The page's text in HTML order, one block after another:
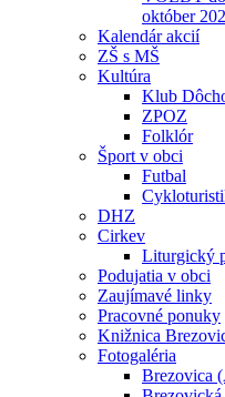
október
Kalendár akcií
ZŠ s MŠ
Kultúra
Klub
ZPOZ
Folklór
Šport v obci
Futbal
DHZ
Cirkev
Liturgický
Podujatia v obci
Zaujímavé linky
Pracovné ponuky
Knižnica
Fotogaléria
Brezovica